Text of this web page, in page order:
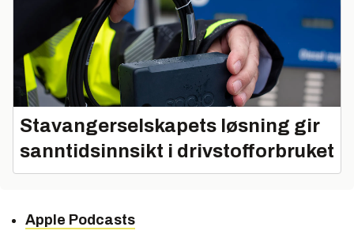
Stavangerselskapets løsning gir
sanntidsinnsikt i drivstofforbruket
Apple Podcasts